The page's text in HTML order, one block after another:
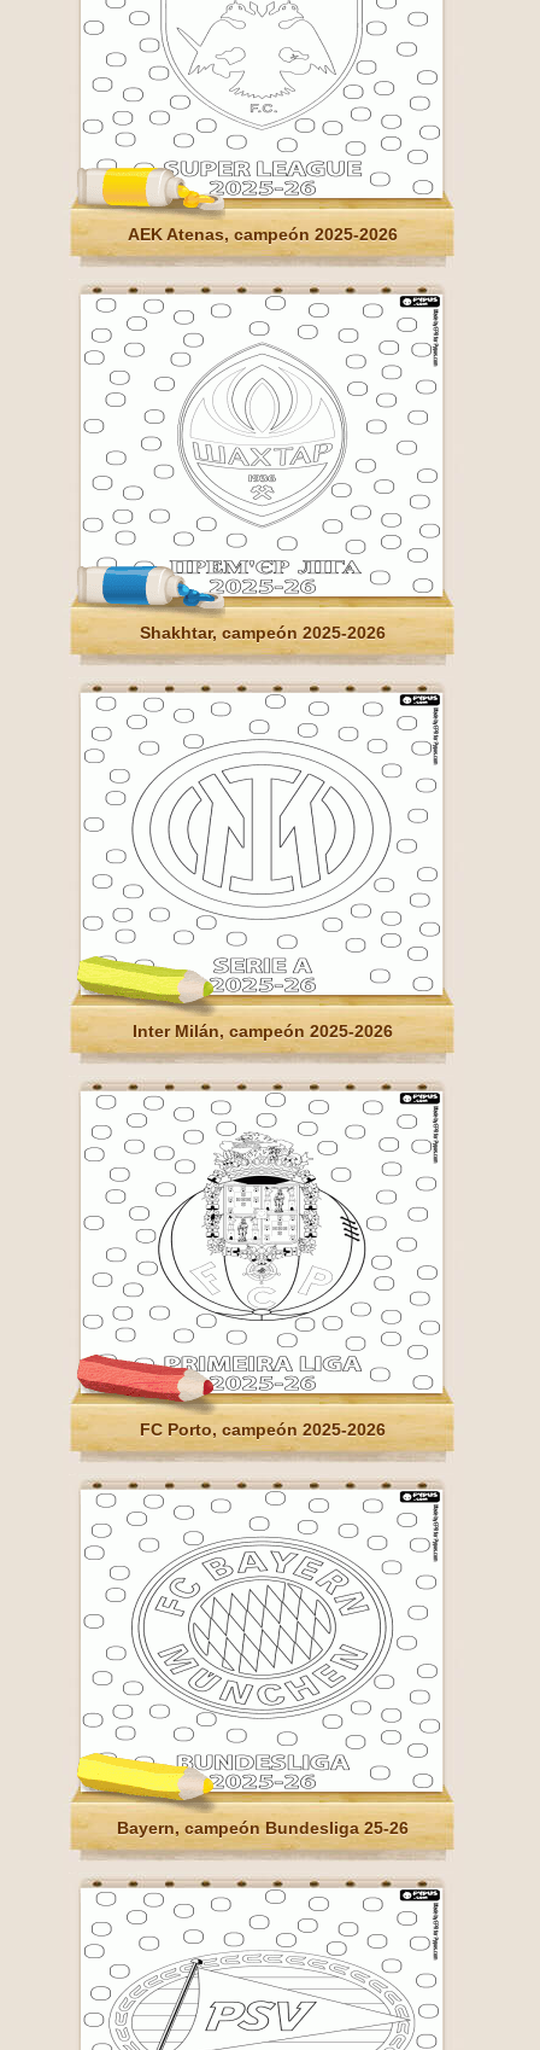
AEK Atenas, campeón 2025-2026
Shakhtar, campeón 2025-2026
Inter Milán, campeón 2025-2026
FC Porto, campeón 2025-2026
Bayern, campeón Bundesliga 25-26